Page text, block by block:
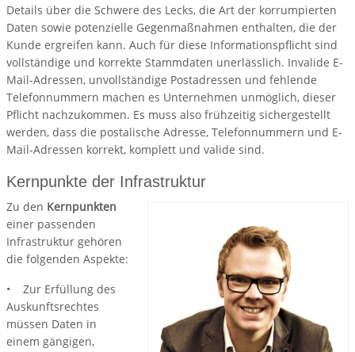
Details über die Schwere des Lecks, die Art der korrumpierten
Daten sowie potenzielle Gegenmaßnahmen enthalten, die der
Kunde ergreifen kann. Auch für diese Informationspflicht sind
vollständige und korrekte Stammdaten unerlässlich. Invalide E-
Mail-Adressen, unvollständige Postadressen und fehlende
Telefonnummern machen es Unternehmen unmöglich, dieser
Pflicht nachzukommen. Es muss also frühzeitig sichergestellt
werden, dass die postalische Adresse, Telefonnummern und E-
Mail-Adressen korrekt, komplett und valide sind.
Kernpunkte der Infrastruktur
Zu den Kernpunkten
einer passenden
Infrastruktur gehören
die folgenden Aspekte:
• Zur Erfüllung des
Auskunftsrechtes
müssen Daten in
einem gängigen,